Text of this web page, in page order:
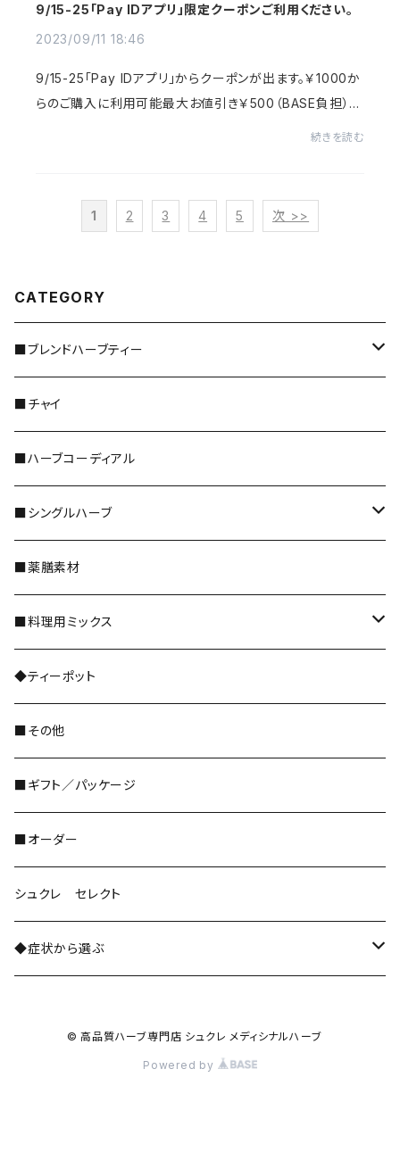
9/15-25「Pay IDアプリ」限定クーポンご利用ください。
2023/09/11 18:46
9/15-25「Pay IDアプリ」からクーポンが出ます。￥1000か
らのご購入に利用可能最大お値引き￥500（BASE負担）で
続きを読む
1 2 3 4 5 次 >>
CATEGORY
■ブレンドハーブティー
＊レギュラーサイズ
＊5倍／10倍サイズ
＊ティーバッグ
＊野草茶 阜白
■チャイ
■ハーブコーディアル
■シングルハーブ
全種類
花のハーブ
和ハーブ
ドライフルーツ
ハーブパウダー粉末
■薬膳素材
■料理用ミックス
レギュラーサイズ
◆ティーポット
■その他
■ギフト／パッケージ
■オーダー
シュクレ セレクト
◆症状から選ぶ
© 高品質ハーブ専門店 シュクレ メディシナルハーブ
Powered by